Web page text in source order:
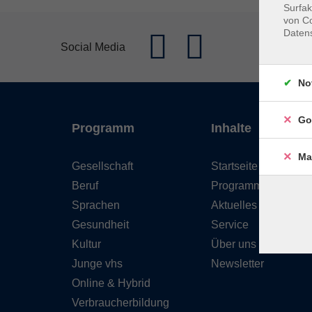
Social Media
Programm
Gesellschaft
Beruf
Sprachen
Gesundheit
Kultur
Junge vhs
Online & Hybrid
Verbraucherbildung
Inhalte
Startseite
Programm
Aktuelles
Service
Über uns
Newsletter
von